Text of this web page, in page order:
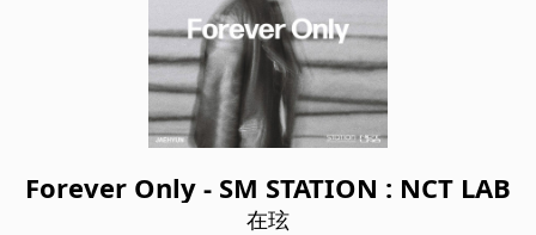
Forever Only - SM STATION : NCT LAB
在玹